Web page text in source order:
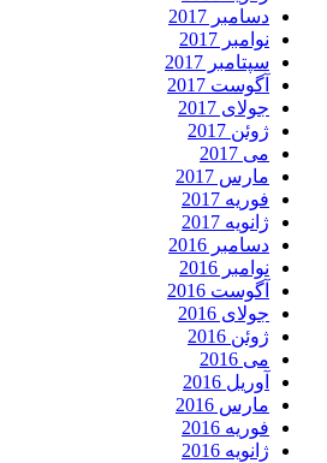
دسامبر 2017
نوامبر 2017
سپتامبر 2017
آگوست 2017
جولای 2017
ژوئن 2017
می 2017
مارس 2017
فوریه 2017
ژانویه 2017
دسامبر 2016
نوامبر 2016
آگوست 2016
جولای 2016
ژوئن 2016
می 2016
آوریل 2016
مارس 2016
فوریه 2016
ژانویه 2016